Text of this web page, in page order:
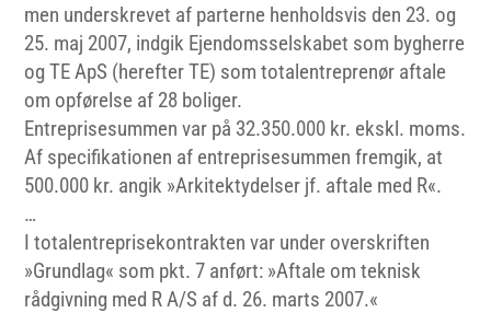
men underskrevet af parterne henholdsvis den 23. og
25. maj 2007, indgik Ejendomsselskabet som bygherre
og TE ApS (herefter TE) som totalentreprenør aftale
om opførelse af 28 boliger.
Entreprisesummen var på 32.350.000 kr. ekskl. moms.
Af specifikationen af entreprisesummen fremgik, at
500.000 kr. angik »Arkitektydelser jf. aftale med R«.
…
I totalentreprisekontrakten var under overskriften
»Grundlag« som pkt. 7 anført: »Aftale om teknisk
rådgivning med R A/S af d. 26. marts 2007.«